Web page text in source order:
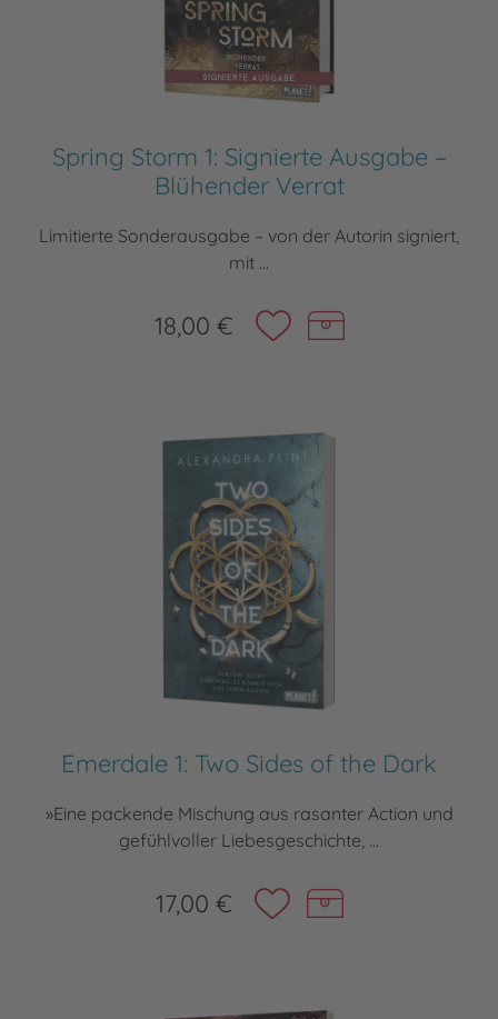
Spring Storm 1: Signierte Ausgabe –
Blühender Verrat
Limitierte Sonderausgabe – von der Autorin signiert,
mit ...
18,00 €
Emerdale 1: Two Sides of the Dark
»Eine packende Mischung aus rasanter Action und
gefühlvoller Liebesgeschichte, ...
17,00 €